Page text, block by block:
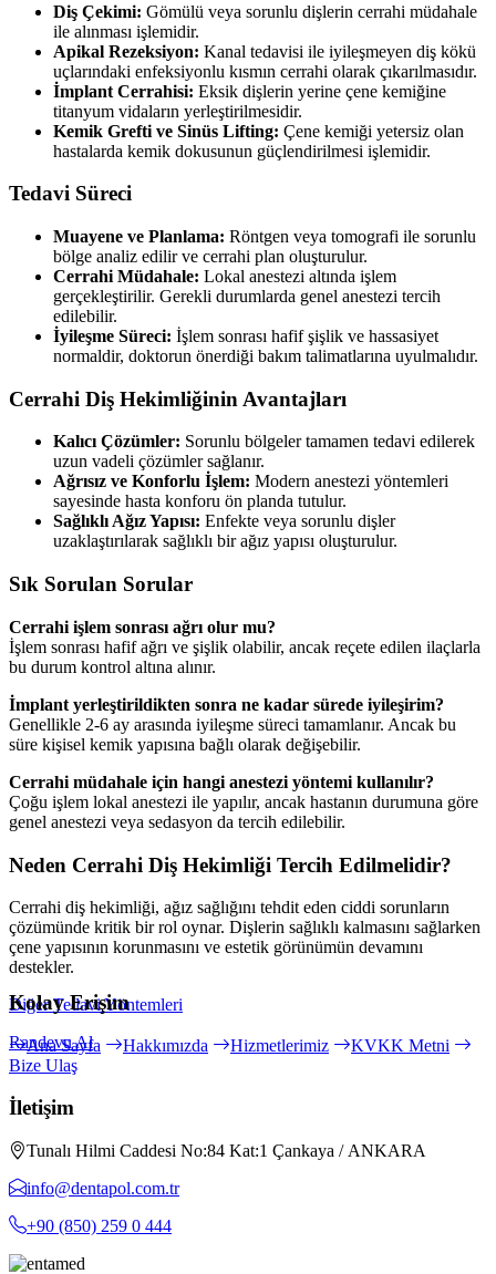
Diş Çekimi: Gömülü veya sorunlu dişlerin cerrahi müdahale
ile alınması işlemidir.
Apikal Rezeksiyon: Kanal tedavisi ile iyileşmeyen diş kökü
uçlarındaki enfeksiyonlu kısmın cerrahi olarak çıkarılmasıdır.
İmplant Cerrahisi: Eksik dişlerin yerine çene kemiğine
titanyum vidaların yerleştirilmesidir.
Kemik Grefti ve Sinüs Lifting: Çene kemiği yetersiz olan
hastalarda kemik dokusunun güçlendirilmesi işlemidir.
Tedavi Süreci
Muayene ve Planlama: Röntgen veya tomografi ile sorunlu
bölge analiz edilir ve cerrahi plan oluşturulur.
Cerrahi Müdahale: Lokal anestezi altında işlem
gerçekleştirilir. Gerekli durumlarda genel anestezi tercih
edilebilir.
İyileşme Süreci: İşlem sonrası hafif şişlik ve hassasiyet
normaldir, doktorun önerdiği bakım talimatlarına uyulmalıdır.
Cerrahi Diş Hekimliğinin Avantajları
Kalıcı Çözümler: Sorunlu bölgeler tamamen tedavi edilerek
uzun vadeli çözümler sağlanır.
Ağrısız ve Konforlu İşlem: Modern anestezi yöntemleri
sayesinde hasta konforu ön planda tutulur.
Sağlıklı Ağız Yapısı: Enfekte veya sorunlu dişler
uzaklaştırılarak sağlıklı bir ağız yapısı oluşturulur.
Sık Sorulan Sorular
Cerrahi işlem sonrası ağrı olur mu?
İşlem sonrası hafif ağrı ve şişlik olabilir, ancak reçete edilen ilaçlarla
bu durum kontrol altına alınır.
İmplant yerleştirildikten sonra ne kadar sürede iyileşirim?
Genellikle 2-6 ay arasında iyileşme süreci tamamlanır. Ancak bu
süre kişisel kemik yapısına bağlı olarak değişebilir.
Cerrahi müdahale için hangi anestezi yöntemi kullanılır?
Çoğu işlem lokal anestezi ile yapılır, ancak hastanın durumuna göre
genel anestezi veya sedasyon da tercih edilebilir.
Neden Cerrahi Diş Hekimliği Tercih Edilmelidir?
Cerrahi diş hekimliği, ağız sağlığını tehdit eden ciddi sorunların
çözümünde kritik bir rol oynar. Dişlerin sağlıklı kalmasını sağlarken
çene yapısının korunmasını ve estetik görünümün devamını
destekler.
Diğer Tedavi Yöntemleri
Randevu Al
Kolay Erişim
Ana Sayfa Hakkımızda Hizmetlerimiz
KVKK Metni
Bize Ulaş
İletişim
Tunalı Hilmi Caddesi No:84 Kat:1 Çankaya / ANKARA
info@dentapol.com.tr
+90 (850) 259 0 444